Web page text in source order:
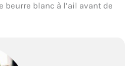
beurre blanc à l’ail avant de